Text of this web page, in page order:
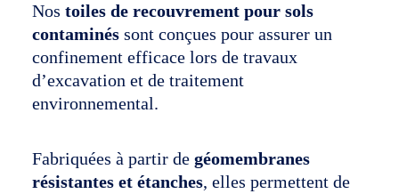
Entreprise de toiles et filets partout au Québec
Carrières
L’entreprise
Nos toiles de recouvrement pour sols
contaminés sont conçues pour assurer un
confinement efficace lors de travaux
d’excavation et de traitement
environnemental.
Fabriquées à partir de géomembranes
résistantes et étanches, elles permettent de